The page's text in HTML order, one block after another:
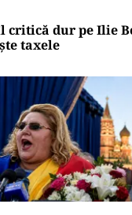
critică dur pe Ilie
taxele